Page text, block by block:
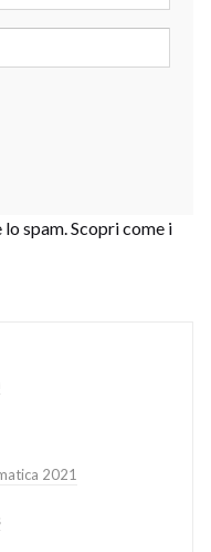
spam.Scopri come i
2021